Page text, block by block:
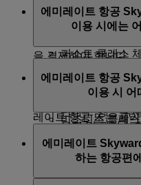
에 표시된 수하물 허
객실의 최대 허용한
미국 또는 아프리카
노선의수화물 허용한
레이트 항공 또는 플
거나 여정 중 일부 구
택이 적용되지 않습니
에미레이트
이 가능한 이코노미
을 결제해야 합니다.
운항 항공편을 이용
퍼스트 클래스
노선에 한함)
콴타스 항공 퍼
콴타스 항공 국
운지 및 콴타스
우선 탑승
수하물 우선 처
에미레이트 항공
이용 시에는
항 항공편을 이용하
비즈니스 클래
노선에 한함)
콴타스 항공 국
타스 항공 클럽
에미레이트 항공
이용 시 어
항 항공편을 이용하
에미레이트
하는 항공편